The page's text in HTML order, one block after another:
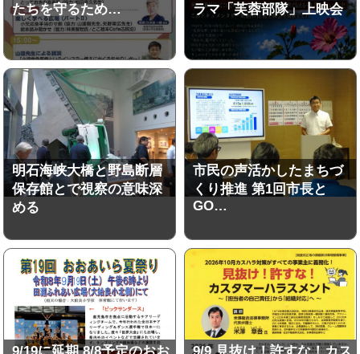
たちを守るため… ラマ「芙蓉部隊」上映会
明石海峡大橋と野島断層
保存館とで視察の意味深
める
市民の声活かしたまちづ
くり推進 第1回市長と
GO…